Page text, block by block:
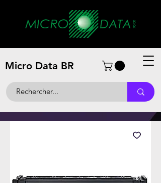
Micro Data BR